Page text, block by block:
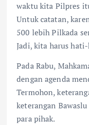
waktu kita Pilpres
Untuk catatan,
500 lebih Pilkada
Jadi, kita harus
Pada Rabu,
dengan agenda
Termohon,
keterangan
para pihak.